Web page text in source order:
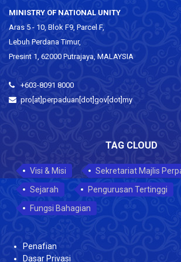
MINISTRY OF NATIONAL UNITY
Aras 5 - 10, Blok F9, Parcel F,
Lebuh Perdana Timur,
Presint 1, 62000 Putrajaya, MALAYSIA
+603-8091 8000
pro[at]perpaduan[dot]gov[dot]my
TAG CLOUD
Visi & Misi
Sekretariat Majlis
Sejarah
Pengurusan Tertinggi
Fungsi Bahagian
Penafian
Dasar Privasi